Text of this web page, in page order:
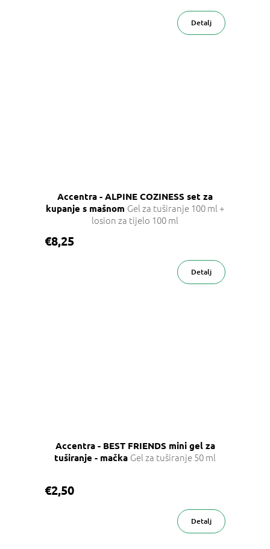
Detalj
Accentra - ALPINE COZINESS set za
kupanje s mašnom Gel za tuširanje 100 ml +
losion za tijelo 100 ml
€8,25
Detalj
Accentra - BEST FRIENDS mini gel za
tuširanje - mačka Gel za tuširanje 50 ml
€2,50
Detalj